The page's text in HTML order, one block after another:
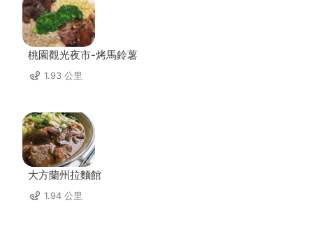
桃園觀光夜市-烤馬鈴薯
1.93 公里
大方蘭州拉麵館
1.94 公里